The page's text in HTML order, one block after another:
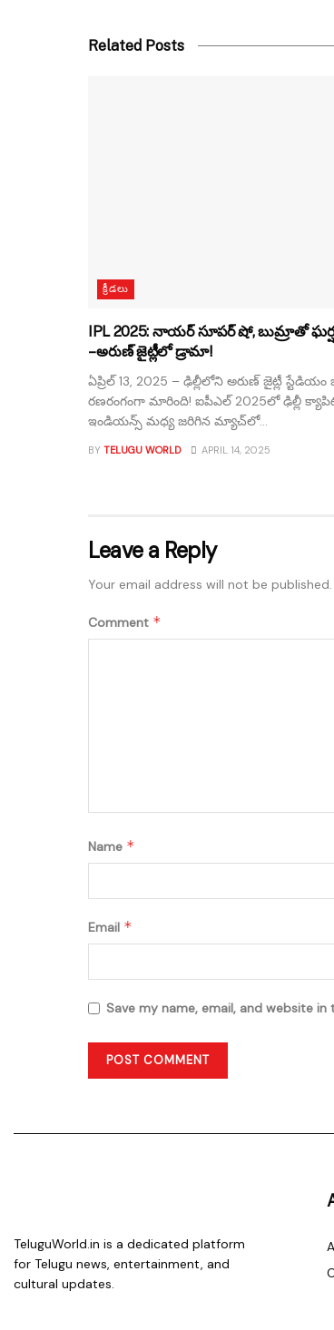
Related Posts
క్రీడలు
IPL 2025: నాయర్ సూపర్ షో, బుమ్రాతో
– అరుణ్ జైట్లీలో డ్రామా!
ఏప్రిల్ 13, 2025 – ఢిల్లీలోని అరుణ్ జైట్లీ
రణరంగంగా మారింది! ఐపీఎల్ 2025లో ఢిల్లీ
ఇండియన్స్ మధ్య జరిగిన మ్యాచ్‌లో...
BY TELUGU WORLD APRIL 14, 2025
Leave a Reply
Your email address will not be published.
Comment *
Name *
Email *
Save my name, email, and website
TeluguWorld.in is a dedicated platform
for Telugu news, entertainment, and
cultural updates.